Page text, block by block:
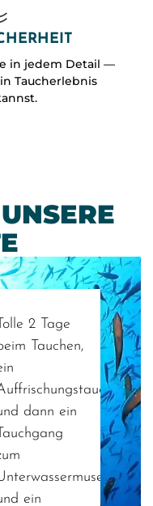
in jedem Detail —
Taucherlebnis
Tolle 2 Tage
Tauchen,
dann ein
Tauchgang
ein